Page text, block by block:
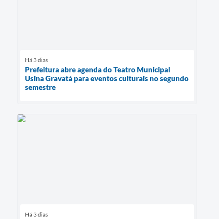
Há 3 dias
Prefeitura abre agenda do Teatro Municipal
Usina Gravatá para eventos culturais no segundo
semestre
Há 3 dias